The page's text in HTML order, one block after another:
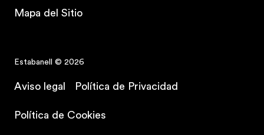
Mapa del Sitio
Estabanell © 2026
Aviso legal Política de Privacidad
Política de Cookies